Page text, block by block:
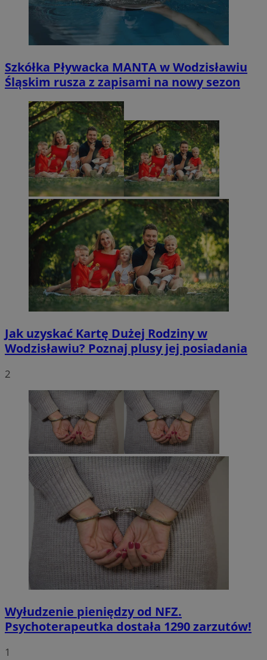
Szkółka Pływacka MANTA w Wodzisławiu
Śląskim rusza z zapisami na nowy sezon
Jak uzyskać Kartę Dużej Rodziny w
Wodzisławiu? Poznaj plusy jej posiadania
2
Wyłudzenie pieniędzy od NFZ.
Psychoterapeutka dostała 1290 zarzutów!
1